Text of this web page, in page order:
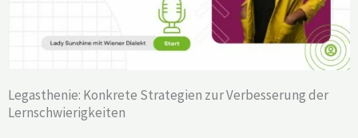
Legasthenie: Konkrete Strategien zur Verbesserung der
Lernschwierigkeiten